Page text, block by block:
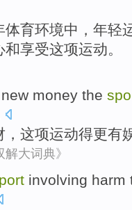
体育环境中 ， 年轻
和享受这项运动。
new money the
， 这项运动得更有
解大词典》
involving harm